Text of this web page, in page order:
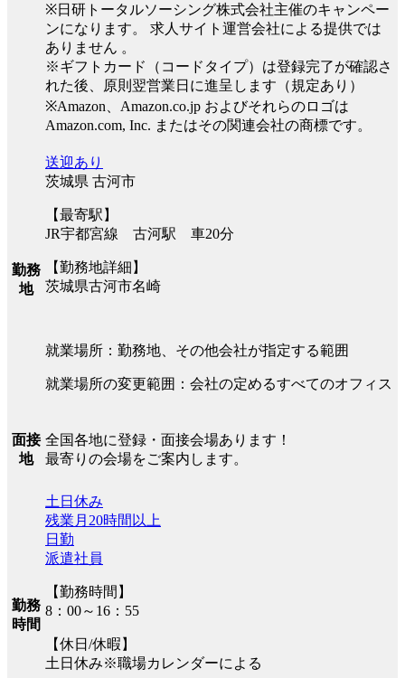
※日研トータルソーシング株式会社主催のキャンペー
ンになります。 求人サイト運営会社による提供では
ありません 。
※ギフトカード（コードタイプ）は登録完了が確認さ
れた後、原則翌営業日に進呈します（規定あり）
※Amazon、Amazon.co.jp およびそれらのロゴは
Amazon.com, Inc. またはその関連会社の商標です。
勤務
地
送迎あり
茨城県 古河市
【最寄駅】
JR宇都宮線 古河駅 車20分
【勤務地詳細】
茨城県古河市名崎
就業場所：勤務地、その他会社が指定する範囲
就業場所の変更範囲：会社の定めるすべてのオフィス
面接
地
全国各地に登録・面接会場あります！
最寄りの会場をご案内します。
勤務
時間
土日休み
残業月20時間以上
日勤
派遣社員
【勤務時間】
8：00～16：55
【休日/休暇】
土日休み※職場カレンダーによる